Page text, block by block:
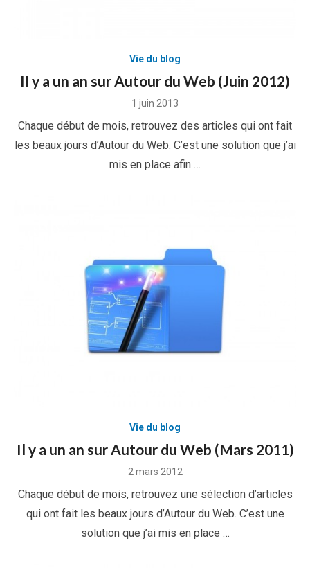
Vie du blog
Il y a un an sur Autour du Web (Juin 2012)
Posted
1 juin 2013
Chaque début de mois, retrouvez des articles qui ont fait
les beaux jours d’Autour du Web. C’est une solution que j’ai
mis en place afin …
Vie du blog
Il y a un an sur Autour du Web (Mars 2011)
Posted
2 mars 2012
Chaque début de mois, retrouvez une sélection d’articles
qui ont fait les beaux jours d’Autour du Web. C’est une
solution que j’ai mis en place …